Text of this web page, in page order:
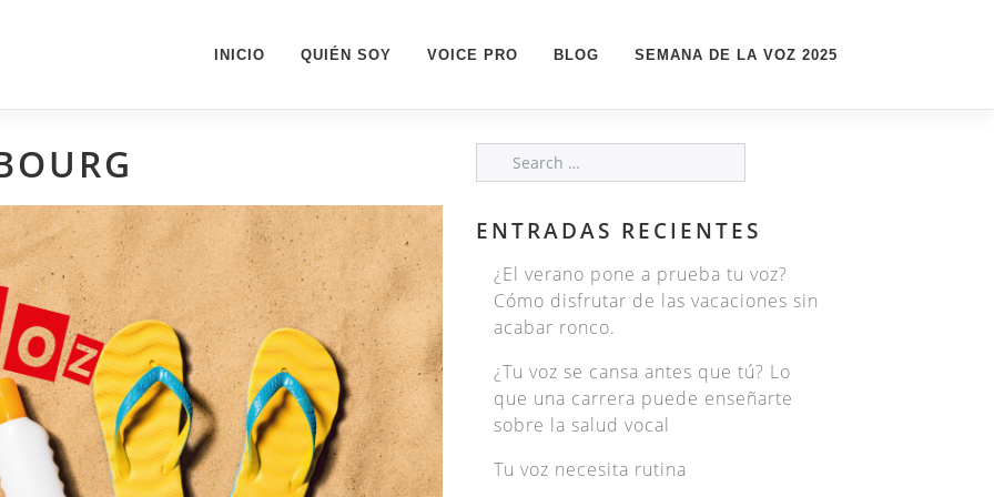
INICIO QUIÉN SOY VOICE PRO BLOG SEMANA DE LA VOZ 2025
ENTRADAS RECIENTES
¿El verano pone a prueba tu voz?
Cómo disfrutar de las vacaciones sin
acabar ronco.
¿Tu voz se cansa antes que tú? Lo
que una carrera puede enseñarte
sobre la salud vocal
Tu voz necesita rutina